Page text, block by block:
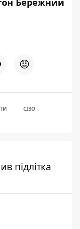
Бережний
😡
СІЗО
підлітка